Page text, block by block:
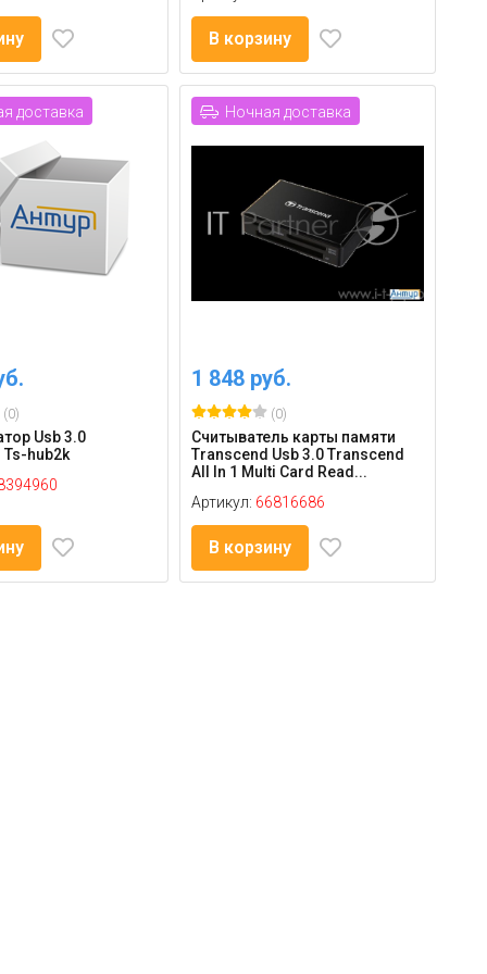
В корзину
доставка
(0)
Usb 3.0
hub2k
Ночная доставка
1 848 руб.
(0)
Считыватель карты памяти
Transcend Usb 3.0 Transcend
All In 1 Multi Card Read...
Артикул: 66816686
В корзину